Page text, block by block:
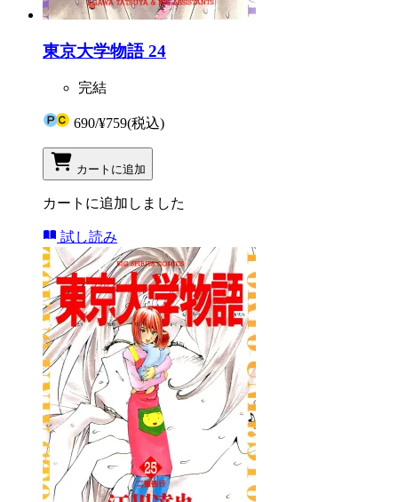
東京大学物語 24
完結
690/¥759(税込)
カートに追加
カートに追加しました
試し読み